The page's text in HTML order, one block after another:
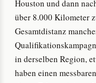
Houston und dann
über 8.000 Kilometer
Gesamtdistanz
in derselben Region,
haben einen